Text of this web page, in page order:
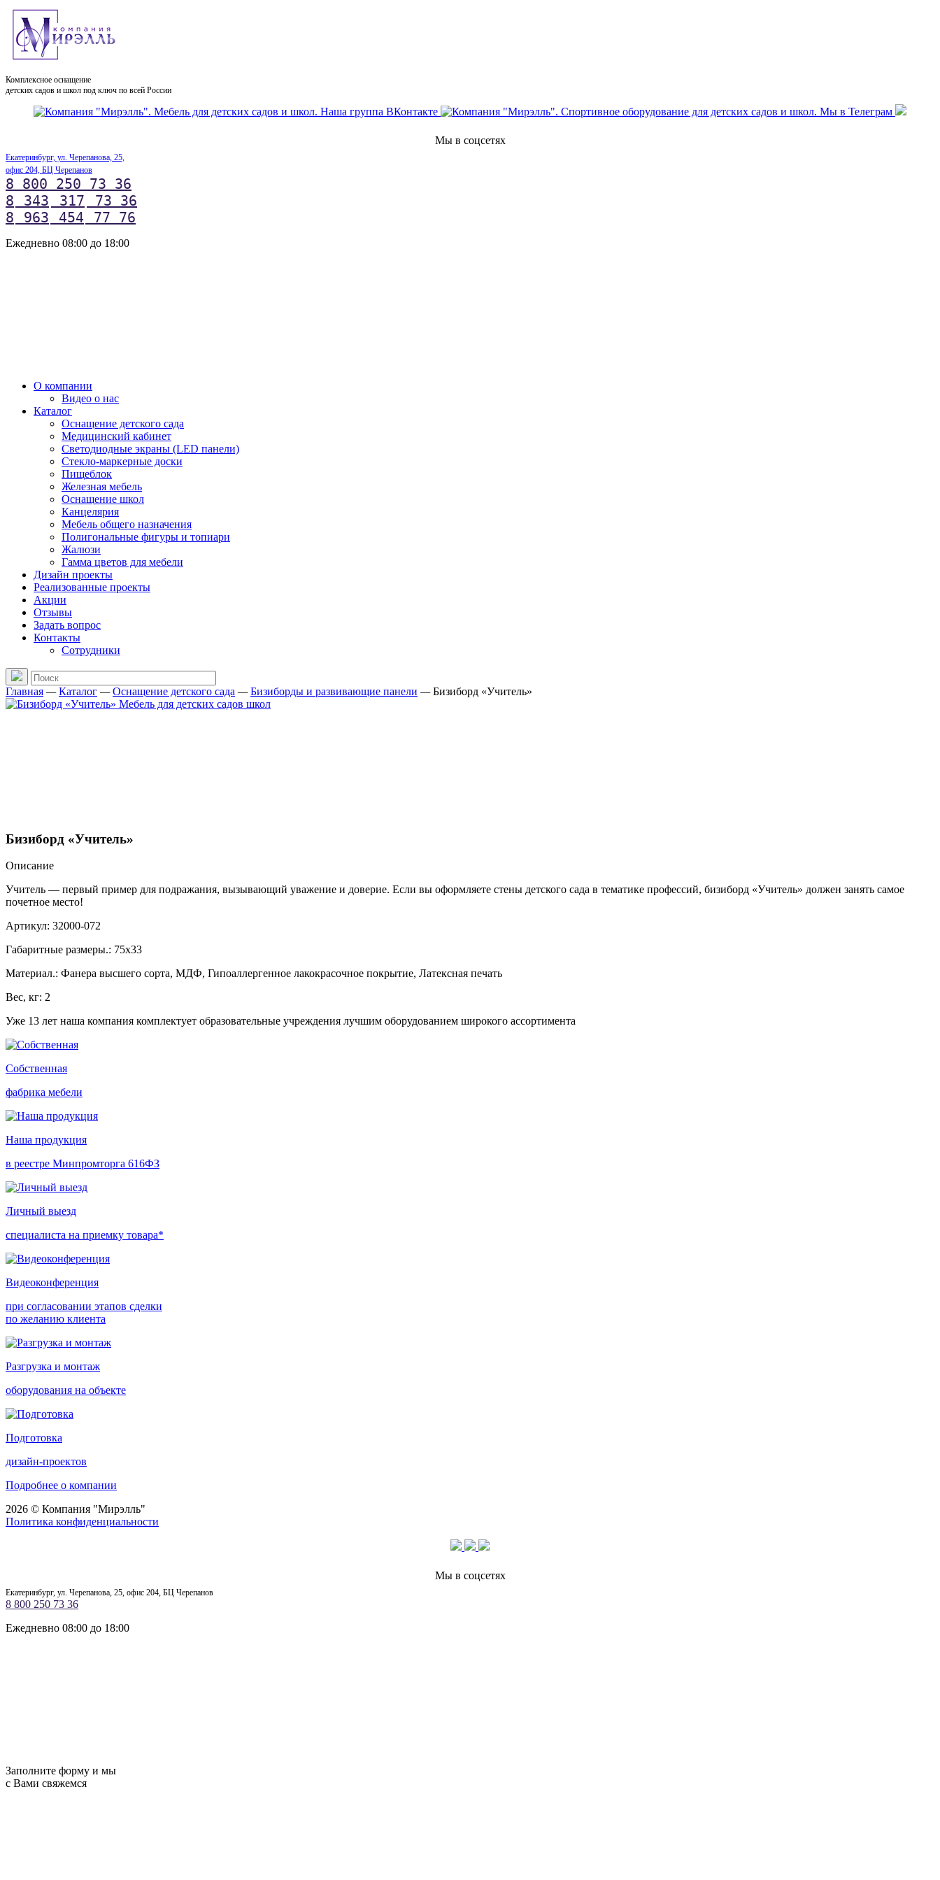
Комплексное оснащение
детских садов и школ под ключ по всей России
Мы в соцсетях
Екатеринбург, ул. Черепанова, 25,
офис 204, БЦ Черепанов
8 800 250 73 36
8
343 317
73 36
8
963 454 77 76
Ежедневно 08:00 до 18:00
О компании
Видео о нас
Каталог
Оснащение детского сада
Медицинский кабинет
Светодиодные экраны (LED панели)
Стекло-маркерные доски
Пищеблок
Железная мебель
Оснащение школ
Канцелярия
Мебель общего назначения
Полигональные фигуры и топиари
Жалюзи
Гамма цветов для мебели
Дизайн проекты
Реализованные проекты
Акции
Отзывы
Задать вопрос
Контакты
Сотрудники
Главная —Каталог —Оснащение детского сада —Бизиборды и развивающие панели —Бизиборд «Учитель»
Бизиборд «Учитель»
Описание
Учитель — первый пример для подражания, вызывающий уважение и доверие. Если вы оформляете стены детского сада в тематике профессий, бизиборд «Учитель» должен занять самое
почетное место!
Артикул: 32000-072
Габаритные размеры.: 75х33
Материал.: Фанера высшего сорта, МДФ, Гипоаллергенное лакокрасочное покрытие, Латексная печать
Вес, кг: 2
Уже 13 лет наша компания комплектует образовательные учреждения лучшим оборудованием широкого ассортимента
Собственная
фабрика мебели
Наша продукция
в реестре Минпромторга 616ФЗ
Личный выезд
специалиста на приемку товара*
Видеоконференция
при согласовании этапов сделки
по желанию клиента
Разгрузка и монтаж
оборудования на объекте
Подготовка
дизайн-проектов
Подробнее о компании
2026 © Компания "Мирэлль"
Политика конфиденциальности
Мы в соцсетях
Екатеринбург, ул. Черепанова, 25, офис 204, БЦ Черепанов
8 800 250 73 36
Ежедневно 08:00 до 18:00
Заполните форму и мы
с Вами свяжемся